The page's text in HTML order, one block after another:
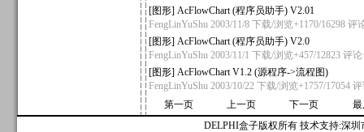
[图形] AcFlowChart (程序员助手) V2.01
FengLinYuShu 2003/11/8 下载/浏览+1170/16298 评
[图形] AcFlowChart (程序员助手) V2.0
FengLinYuShu 2003/11/1 下载/浏览+457/12823 评论
[图形] AcFlowChart V1.2 (源程序->流程图)
FengLinYuShu 2003/10/22 下载/浏览+1757/17054 评
第一页
上一页 下一页
DELPHI盒子版权所有 技术支持:深